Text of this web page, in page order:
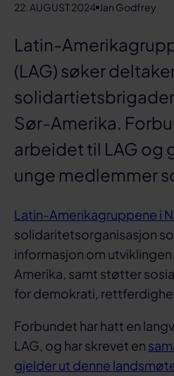
22. AUGUST 2024 Jan Godfrey
Latin-
(LAG) søker
Sør-Amerika.
arbeidet til LAG og
unge medlemmer
Latin-Amerikagruppene i
solidaritetsorganisasjon
informasjon om
Amerika, samt støtter
for demokrati,
Forbundet har hatt en
LAG, og har skrevet en
gjelder ut denne